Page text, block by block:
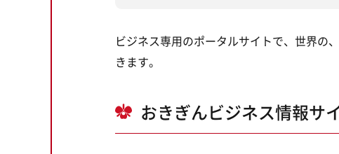
ビジネス専用のポータルサイトで、世界の
きます。
おきぎんビジネス情報サ